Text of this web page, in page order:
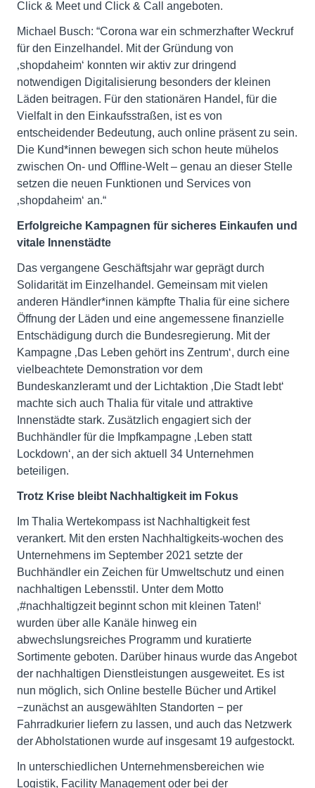
Click & Meet und Click & Call angeboten.
Michael Busch: “Corona war ein schmerzhafter Weckruf
für den Einzelhandel. Mit der Gründung von
‚shopdaheim‘ konnten wir aktiv zur dringend
notwendigen Digitalisierung besonders der kleinen
Läden beitragen. Für den stationären Handel, für die
Vielfalt in den Einkaufsstraßen, ist es von
entscheidender Bedeutung, auch online präsent zu sein.
Die Kund*innen bewegen sich schon heute mühelos
zwischen On- und Offline-Welt – genau an dieser Stelle
setzen die neuen Funktionen und Services von
‚shopdaheim‘ an.“
Erfolgreiche Kampagnen für sicheres Einkaufen und
vitale Innenstädte
Das vergangene Geschäftsjahr war geprägt durch
Solidarität im Einzelhandel. Gemeinsam mit vielen
anderen Händler*innen kämpfte Thalia für eine sichere
Öffnung der Läden und eine angemessene finanzielle
Entschädigung durch die Bundesregierung. Mit der
Kampagne ‚Das Leben gehört ins Zentrum‘, durch eine
vielbeachtete Demonstration vor dem
Bundeskanzleramt und der Lichtaktion ‚Die Stadt lebt‘
machte sich auch Thalia für vitale und attraktive
Innenstädte stark. Zusätzlich engagiert sich der
Buchhändler für die Impfkampagne ‚Leben statt
Lockdown‘, an der sich aktuell 34 Unternehmen
beteiligen.
Trotz Krise bleibt Nachhaltigkeit im Fokus
Im Thalia Wertekompass ist Nachhaltigkeit fest
verankert. Mit den ersten Nachhaltigkeits-wochen des
Unternehmens im September 2021 setzte der
Buchhändler ein Zeichen für Umweltschutz und einen
nachhaltigen Lebensstil. Unter dem Motto
‚#nachhaltigzeit beginnt schon mit kleinen Taten!‘
wurden über alle Kanäle hinweg ein
abwechslungsreiches Programm und kuratierte
Sortimente geboten. Darüber hinaus wurde das Angebot
der nachhaltigen Dienstleistungen ausgeweitet. Es ist
nun möglich, sich Online bestelle Bücher und Artikel
−zunächst an ausgewählten Standorten − per
Fahrradkurier liefern zu lassen, und auch das Netzwerk
der Abholstationen wurde auf insgesamt 19 aufgestockt.
In unterschiedlichen Unternehmensbereichen wie
Logistik, Facility Management oder bei der